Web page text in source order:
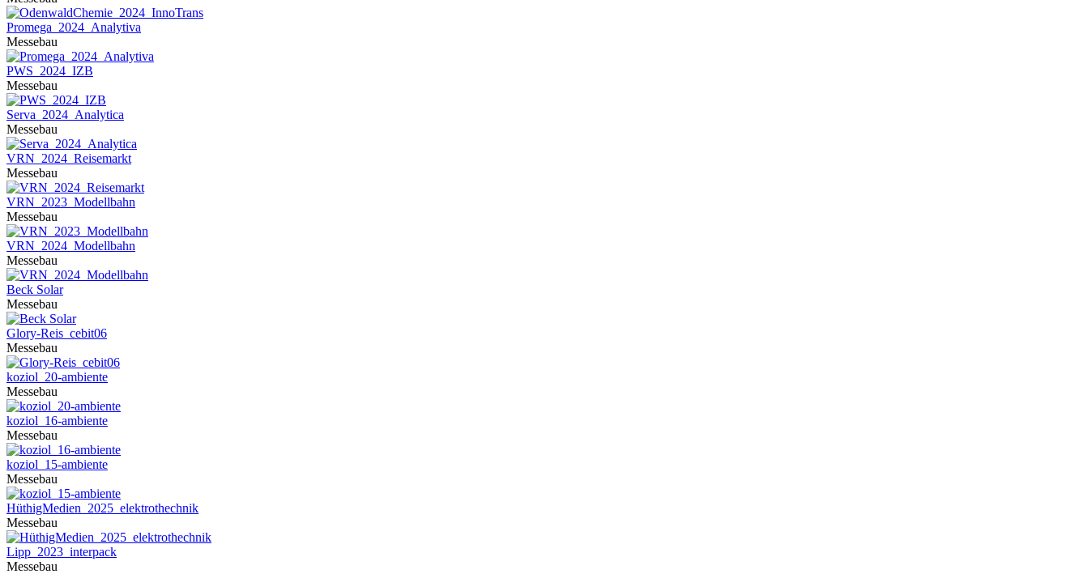
Promega_2024_Analytiva
Messebau
PWS_2024_IZB
Messebau
Serva_2024_Analytica
Messebau
VRN_2024_Reisemarkt
Messebau
VRN_2023_Modellbahn
Messebau
VRN_2024_Modellbahn
Messebau
Beck Solar
Messebau
Glory-Reis_cebit06
Messebau
koziol_20-ambiente
Messebau
koziol_16-ambiente
Messebau
koziol_15-ambiente
Messebau
HüthigMedien_2025_elektrothechnik
Messebau
Lipp_2023_interpack
Messebau